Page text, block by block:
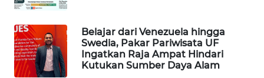
Belajar dari Venezuela hingga
Swedia, Pakar Pariwisata UF
Ingatkan Raja Ampat Hindari
Kutukan Sumber Daya Alam
WAHANA
OTOMOTIF
WAHANA
HEALTH